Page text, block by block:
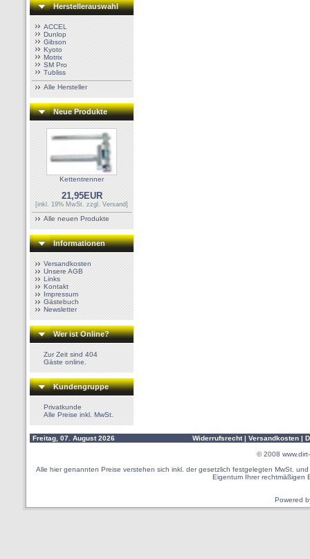
Herstellerauswahl
ACCEL
Dunlop
Gibson
Kyoto
Motrix
SM Pro
Tubliss
Alle Hersteller
Neue Produkte
Kettentrenner
21,95EUR
[inkl. 19% MwSt. zzgl.Versand]
Alle neuen Produkte
Informationen
Versandkosten
Unsere AGB
Links
Kontakt
Impressum
Gästebuch
Newsletter
Wer ist Online?
Zur Zeit sind 404
Gäste online.
Kundengruppe
Privatkunde
Alle Preise inkl. MwSt.
Freitag, 07. August 2026 Widerrufsrecht | Versandkosten |
© 2008
Alle hier genannten Preise verstehen sich inkl. der gesetzlich festgelegten MwSt.
Eigentum Ihrer rechtmäßigen
Powered